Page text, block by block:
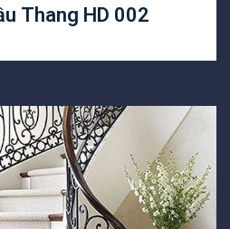
Lan Can Cầu Thang HD 002